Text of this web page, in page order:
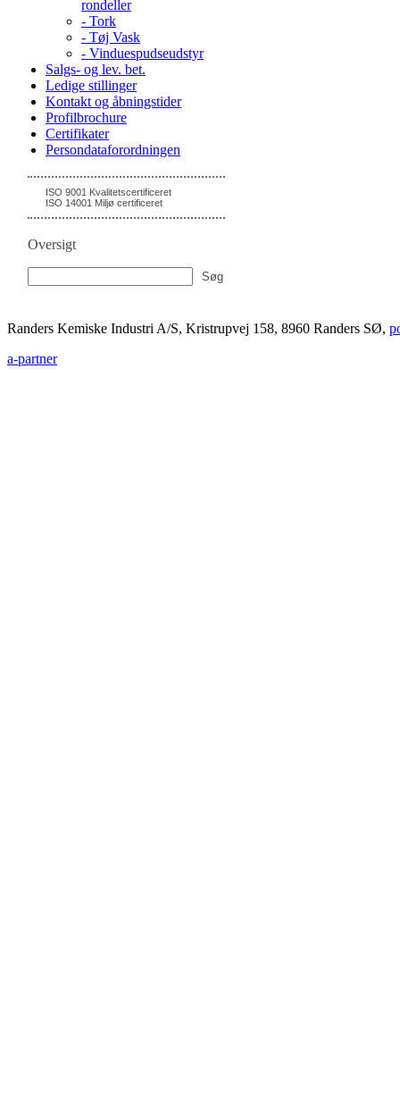
rondeller
- Tork
- Tøj Vask
- Vinduespudseudstyr
Salgs- og lev. bet.
Ledige stillinger
Kontakt og åbningstider
Profilbrochure
Certifikater
Persondataforordningen
ISO 9001 Kvalitetscertificeret
ISO 14001 Miljø certificeret
Oversigt
Randers Kemiske Industri A/S, Kristrupvej 158, 8960 Randers SØ,
a-partner